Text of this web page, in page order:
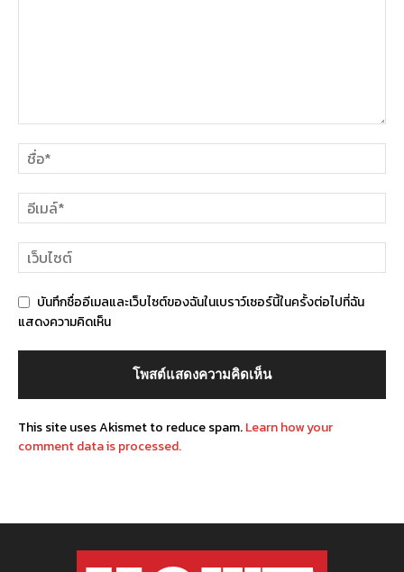
บันทึกชื่ออีเมลและเว็บไซต์ของฉันในเบราว์เซอร์นี้ในครั้งต่อไปที่ฉัน
แสดงความคิดเห็น
This site uses Akismet to reduce spam.Learn how your
comment data is processed.